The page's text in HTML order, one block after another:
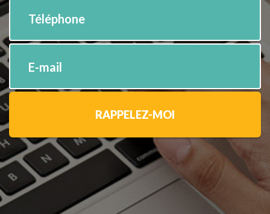
Téléphone
E-mail
RAPPELEZ-MOI